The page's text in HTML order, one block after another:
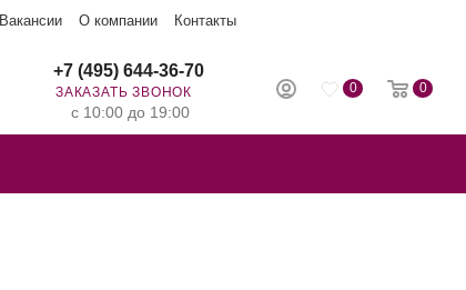
Вакансии О компании Контакты
0 0
+7 (495) 644-36-70
ЗАКАЗАТЬ ЗВОНОК
с 10:00 до 19:00